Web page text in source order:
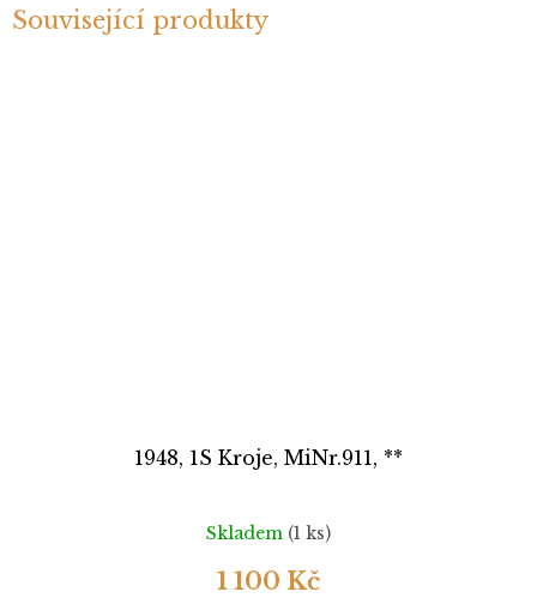
Související produkty
1948, 1S Kroje, MiNr.911, **
Skladem (1 ks)
1 100 Kč